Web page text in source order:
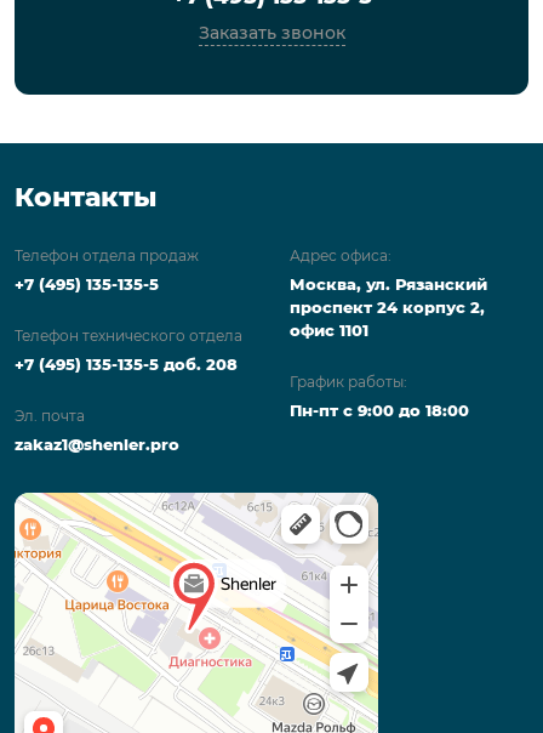
Заказать звонок
Контакты
Телефон отдела продаж
+7 (495) 135-135-5
Телефон технического отдела
+7 (495) 135-135-5 доб. 208
Эл. почта
zakaz1@shenler.pro
Адрес офиса:
Москва, ул. Рязанский
проспект 24 корпус 2,
офис 1101
График работы:
Пн-пт с 9:00 до 18:00